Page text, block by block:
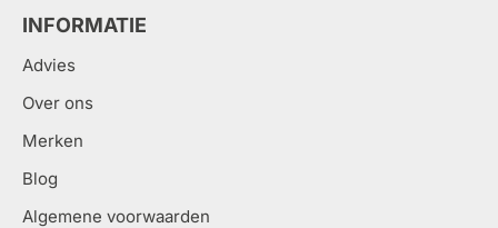
INFORMATIE
Advies
Over ons
Merken
Blog
Algemene voorwaarden